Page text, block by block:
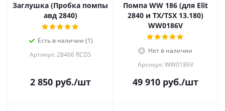
Заглушка (Пробка помпы
авд 2840)
Есть в наличии (1)
Артикул: 28466 RCDS
2 850руб./шт
Помпа WW 186 (для Elit
2840 и TX/TSX 13.180)
WW0186V
Нет в наличии
Артикул: WW0186V
49 910руб./шт